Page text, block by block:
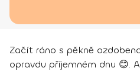
Začít ráno s pěkně
opravdu příjemném dnu 😊.